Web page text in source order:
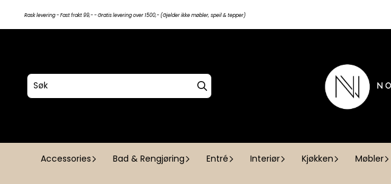
Hopp til innhold
Rask levering - Fast frakt 99,- - Gratis levering over 1500,- (Gjelder ikke møbler, speil & tepper)
Accessories Bad & Rengjøring Entré Interiør Kjøkken Møbler